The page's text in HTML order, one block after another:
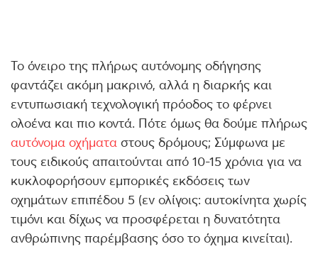
Το όνειρο της πλήρως αυτόνομης οδήγησης
φαντάζει ακόμη μακρινό, αλλά η διαρκής και
εντυπωσιακή τεχνολογική πρόοδος το φέρνει
ολοένα και πιο κοντά. Πότε όμως θα δούμε πλήρως
αυτόνομα οχήματα στους δρόμους; Σύμφωνα με
τους ειδικούς απαιτούνται από 10-15 χρόνια για να
κυκλοφορήσουν εμπορικές εκδόσεις των
οχημάτων επιπέδου 5 (εν ολίγοις: αυτοκίνητα χωρίς
τιμόνι και δίχως να προσφέρεται η δυνατότητα
ανθρώπινης παρέμβασης όσο το όχημα κινείται).